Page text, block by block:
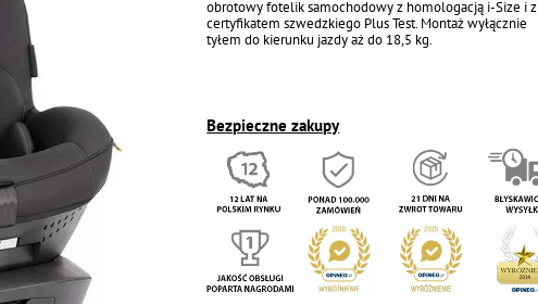
obrotowy fotelik samochodowy z homologacją i-Size i z
certyfikatem szwedzkiego Plus Test. Montaż wyłącznie
tyłem do kierunku jazdy aż do 18,5 kg.
Bezpieczne zakupy